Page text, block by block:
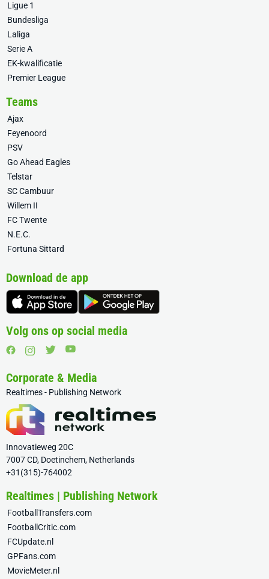
Ligue 1
Bundesliga
Laliga
Serie A
EK-kwalificatie
Premier League
Teams
Ajax
Feyenoord
PSV
Go Ahead Eagles
Telstar
SC Cambuur
Willem II
FC Twente
N.E.C.
Fortuna Sittard
Download de app
Volg ons op social media
Corporate & Media
Realtimes - Publishing Network
Innovatieweg 20C
7007 CD, Doetinchem, Netherlands
+31(315)-764002
Realtimes | Publishing Network
FootballTransfers.com
FootballCritic.com
FCUpdate.nl
GPFans.com
MovieMeter.nl